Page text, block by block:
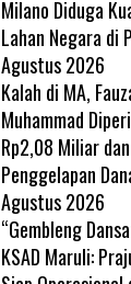
Milano Diduga
Lahan Negara di
Agustus 2026
Kalah di MA,
Muhammad
Rp2,08 Miliar
Penggelapan
Agustus 2026
“Gembleng
KSAD Maruli: